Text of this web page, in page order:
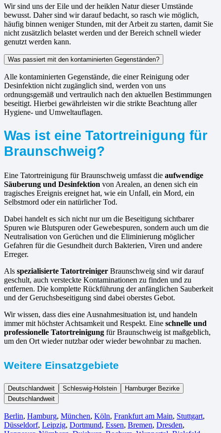
Wir sind uns der Eile und der heiklen Natur dieser Umstände
bewusst. Daher sind wir darauf bedacht, so rasch wie möglich,
häufig binnen weniger Stunden, mit der Arbeit zu starten, damit Sie
nicht zusätzlich belastet werden und der Bereich schnell wieder
genutzt werden kann.
Was passiert mit den kontaminierten Gegenständen?
Alle kontaminierten Gegenstände, die einer Reinigung oder
Desinfektion nicht zugänglich sind, werden von uns
ordnungsgemäß und vertraulich nach den aktuellen Bestimmungen
beseitigt. Hierbei gewährleisten wir die strikte Beachtung aller
Hygiene- und Umweltauflagen.
Was ist eine Tatortreinigung für
Braunschweig?
Eine Tatortreinigung für Braunschweig umfasst die aufwendige
Säuberung und Desinfektion von Arealen, an denen sich ein
tragisches Ereignis ereignet hat, wie ein Unfall, ein Mord, ein
Selbstmord oder ein natürlicher Tod.
Dabei handelt es sich nicht nur um die Beseitigung sichtbarer
Spuren wie Blutspuren oder Gewebespuren, sondern auch um die
Neutralisation von Gerüchen und die Eliminierung möglicher
Gefahren für die Gesundheit durch Bakterien, Viren und andere
Erreger.
Als spezialisierte Tatortreiniger Braunschweig sind wir darauf
geschult, auch versteckte Kontaminationen zu finden und zu
entfernen. Die komplette Rückführung der anfänglichen Sauberkeit
und der Geruchsbeseitigung sind dabei oberstes Gebot.
Wir wissen, dass dies eine Ausnahmesituation ist, und handeln
immer mit höchster Achtsamkeit und Respekt. Eine schnelle und
professionelle Tatortreinigung für Braunschweig ist maßgeblich,
um den Ort wieder nutzbar oder wieder bewohnbar zu machen.
Weitere Einsatzgebiete
Deutschlandweit Schleswig-Holstein
Hamburger Bezirke
Deutschlandweit
Berlin⁠, Hamburg, München, Köln⁠, Frankfurt am Main, Stuttgart,
Düsseldorf, Leipzig, Dortmund, Essen, Bremen, Dresden,